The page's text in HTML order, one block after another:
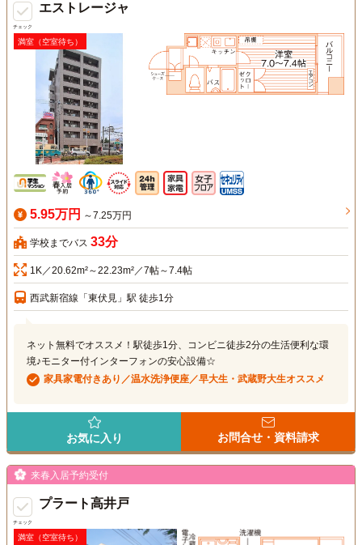
チェック
エストレージャ
満室（空室待ち）
5.95万円 ～7.25万円
学校までバス 33分
1K／20.62m²～22.23m²／7帖～7.4帖
西武新宿線「東伏見」駅 徒歩1分
ネット無料でオススメ！駅徒歩1分、コンビニ徒歩2分の生活便利な環
境♪モニター付インターフォンの安心設備☆
家具家電付きあり／温水洗浄便座／早大生・武蔵野大生オススメ
お気に入り お問合せ・資料請求
チェック
来春入居予約受付
プラート高井戸
満室（空室待ち）